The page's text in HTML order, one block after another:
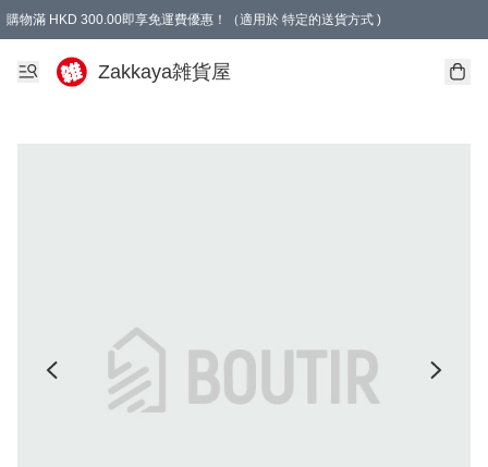
購物滿 HKD 300.00即享免運費優惠！（適用於 特定的送貨方式 )
Zakkaya雑貨屋